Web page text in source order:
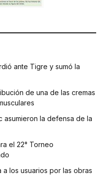
ante Tigre y sumó la
de una de las cremas
asumieron la defensa de la
el 22° Torneo
los usuarios por las obras